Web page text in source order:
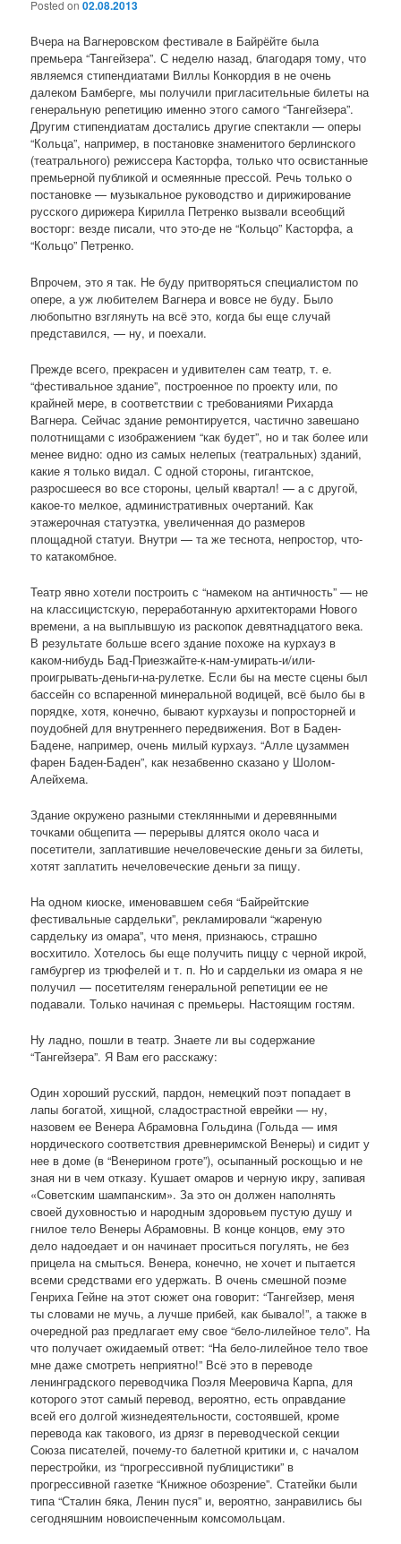
Posted on02.08.2013
Вчера на Вагнеровском фестивале в Байрёйте была
премьера “Тангейзера”. С неделю назад, благодаря тому, что
являемся стипендиатами Виллы Конкордия в не очень
далеком Бамберге, мы получили пригласительные билеты на
генеральную репетицию именно этого самого “Тангейзера”.
Другим стипендиатам достались другие спектакли — оперы
“Кольца”, например, в постановке знаменитого берлинского
(театрального) режиссера Касторфа, только что освистанные
премьерной публикой и осмеянные прессой. Речь только о
постановке — музыкальное руководство и дирижирование
русского дирижера Кирилла Петренко вызвали всеобщий
восторг: везде писали, что это-де не “Кольцо” Касторфа, а
“Кольцо” Петренко.
Впрочем, это я так. Не буду притворяться специалистом по
опере, а уж любителем Вагнера и вовсе не буду. Было
любопытно взглянуть на всё это, когда бы еще случай
представился, — ну, и поехали.
Прежде всего, прекрасен и удивителен сам театр, т. е.
“фестивальное здание”, построенное по проекту или, по
крайней мере, в соответствии с требованиями Рихарда
Вагнера. Сейчас здание ремонтируется, частично завешано
полотнищами с изображением “как будет”, но и так более или
менее видно: одно из самых нелепых (театральных) зданий,
какие я только видал. С одной стороны, гигантское,
разросшееся во все стороны, целый квартал! — а с другой,
какое-то мелкое, административных очертаний. Как
этажерочная статуэтка, увеличенная до размеров
площадной статуи. Внутри — та же теснота, непростор, что-
то катакомбное.
Театр явно хотели построить с “намеком на античность” — не
на классицистскую, переработанную архитекторами Нового
времени, а на выплывшую из раскопок девятнадцатого века.
В результате больше всего здание похоже на курхауз в
каком-нибудь Бад-Приезжайте-к-нам-умирать-и/или-
проигрывать-деньги-на-рулетке. Если бы на месте сцены был
бассейн со вспаренной минеральной водицей, всё было бы в
порядке, хотя, конечно, бывают курхаузы и попросторней и
поудобней для внутреннего передвижения. Вот в Баден-
Бадене, например, очень милый курхауз. “Алле цузаммен
фарен Баден-Баден”, как незабвенно сказано у Шолом-
Алейхема.
Здание окружено разными стеклянными и деревянными
точками общепита — перерывы длятся около часа и
посетители, заплатившие нечеловеческие деньги за билеты,
хотят заплатить нечеловеческие деньги за пищу.
На одном киоске, именовавшем себя “Байрейтские
фестивальные сардельки”, рекламировали “жареную
сардельку из омара”, что меня, признаюсь, страшно
восхитило. Хотелось бы еще получить пиццу с черной икрой,
гамбургер из трюфелей и т. п. Но и сардельки из омара я не
получил — посетителям генеральной репетиции ее не
подавали. Только начиная с премьеры. Настоящим гостям.
Ну ладно, пошли в театр. Знаете ли вы содержание
“Тангейзера”. Я Вам его расскажу:
Один хороший русский, пардон, немецкий поэт попадает в
лапы богатой, хищной, сладострастной еврейки — ну,
назовем ее Венера Абрамовна Гольдина (Гольда — имя
нордического соответствия древнеримской Венеры) и сидит у
нее в доме (в “Венерином гроте”), осыпанный роскощью и не
зная ни в чем отказу. Кушает омаров и черную икру, запивая
«Советским шампанским». За это он должен наполнять
своей духовностью и народным здоровьем пустую душу и
гнилое тело Венеры Абрамовны. В конце концов, ему это
дело надоедает и он начинает проситься погулять, не без
прицела на смыться. Венера, конечно, не хочет и пытается
всеми средствами его удержать. В очень смешной поэме
Генриха Гейне на этот сюжет она говорит: “Тангейзер, меня
ты словами не мучь, а лучше прибей, как бывало!”, а также в
очередной раз предлагает ему свое “бело-лилейное тело”. На
что получает ожидаемый ответ: “На бело-лилейное тело твое
мне даже смотреть неприятно!” Всё это в переводе
ленинградского переводчика Поэля Мееровича Карпа, для
которого этот самый перевод, вероятно, есть оправдание
всей его долгой жизнедеятельности, состоявшей, кроме
перевода как такового, из дрязг в переводческой секции
Союза писателей, почему-то балетной критики и, с началом
перестройки, из “прогрессивной публицистики” в
прогрессивной газетке “Книжное обозрение”. Статейки были
типа “Сталин бяка, Ленин пуся” и, вероятно, занравились бы
сегодняшним новоиспеченным комсомольцам.